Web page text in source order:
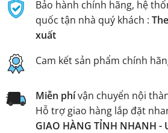
Bảo hành chính hãng, hệ
quốc tận nhà quý khách :
xuất
Cam kết sản phẩm chính
Miễn phívận chuyển nội
Hỗ trợ giao hàng lắp đặt
GIAO HÀNG TỈNH NHANH -